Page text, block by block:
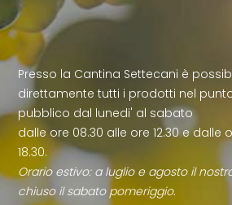
Presso la Cantina Settecani è
direttamente tutti i prodotti nel
pubblico dal lunedi' al sabato
dalle ore 08.30 alle ore 12.30 e dalle
18.30.
Orario estivo: a luglio e agosto il
chiuso il sabato pomeriggio.